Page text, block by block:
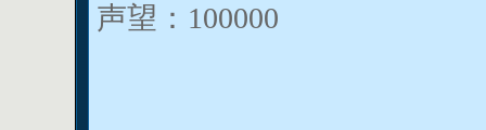
声望：100000